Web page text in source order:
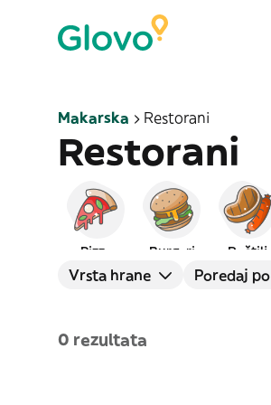
Makarska Restorani
Restorani
Pizza Burgeri Roštilj
Vrsta hrane Poredaj po
0 rezultata